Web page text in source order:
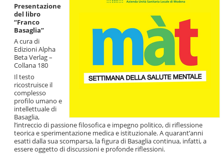
Presentazione
del libro
“Franco
Basaglia”
A cura di
Edizioni Alpha
Beta Verlag –
Collana 180
Il testo
ricostruisce il
complesso
profilo umano e
intellettuale di
Basaglia,
l’intreccio di passione filosofica e impegno politico, di riflessione
teorica e sperimentazione medica e istituzionale. A quarant’anni
esatti dalla sua scomparsa, la figura di Basaglia continua, infatti, a
essere oggetto di discussioni e profonde riflessioni.